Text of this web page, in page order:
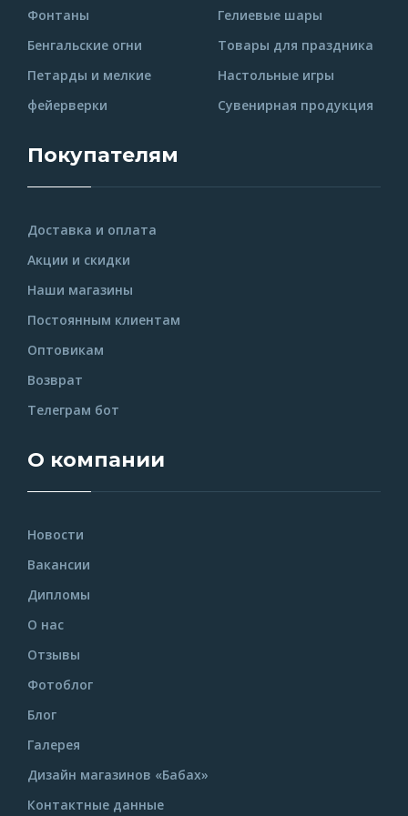
Фонтаны
Бенгальские огни
Петарды и мелкие
фейерверки
Гелиевые шары
Товары для праздника
Настольные игры
Сувенирная продукция
Покупателям
Доставка и оплата
Акции и скидки
Наши магазины
Постоянным клиентам
Оптовикам
Возврат
Телеграм бот
О компании
Новости
Вакансии
Дипломы
О нас
Отзывы
Фотоблог
Блог
Галерея
Дизайн магазинов «Бабах»
Контактные данные